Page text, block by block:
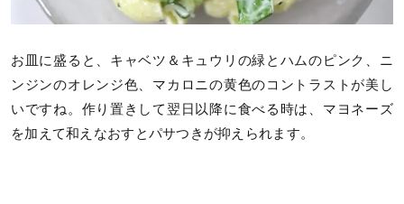
お皿に盛ると、キャベツ＆キュウリの緑とハムのピンク、ニ
ンジンのオレンジ色、マカロニの黄色のコントラストが美し
いですね。作り置きして翌日以降に食べる時は、マヨネーズ
を加えて和えなおすとパサつきが抑えられます。